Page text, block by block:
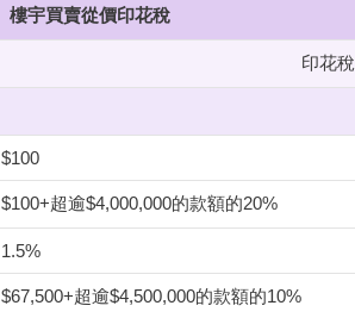
樓宇買賣從價印花稅
印花稅
$100
$100+超逾$4,000,000的款額的20%
1.5%
$67,500+超逾$4,500,000的款額的10%